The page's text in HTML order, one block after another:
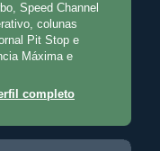
Speed Channel
colunas
Pit Stop e
Máxima e
completo